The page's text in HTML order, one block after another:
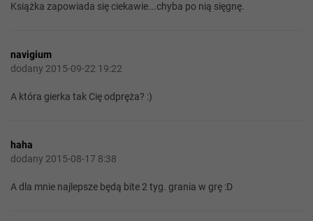
Książka zapowiada się ciekawie...chyba po nią sięgnę.
navigium
dodany 2015-09-22 19:22
A która gierka tak Cię odpręża? :)
haha
dodany 2015-08-17 8:38
A dla mnie najlepsze będą bite 2 tyg. grania w grę :D